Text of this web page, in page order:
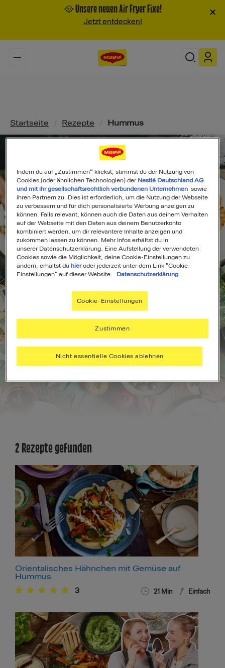
🥘 Unsere neuen Air Fryer Fixe!
Jetzt entdecken!
×
Pfadnavigation
Startseite Rezepte Hummus
Herbstrezepte
2 Rezepte gefunden
Orientalisches Hähnchen mit Gemüse auf
Hummus
3 21 Min Einfach
Indem du auf „Zustimmen“ klickst, stimmst du der Nutzung von
Cookies (oder ähnlichen Technologien) der Nestlé Deutschland AG
und mit ihr gesellschaftsrechtlich verbundenen Unternehmen sowie
ihren Partnern zu. Dies ist erforderlich, um die Nutzung der Webseite
zu verbessern und für dich personalisierte Werbung anzeigen zu
können. Falls relevant, können auch die Daten aus deinem Verhalten
auf der Webseite mit den Daten aus deinem Benutzerkonto
kombiniert werden, um dir relevantere Inhalte anzeigen und
zukommen lassen zu können. Mehr Infos erhältst du in
unserer Datenschutzerklärung. Eine Aufstellung der verwendeten
Cookies sowie die Möglichkeit, deine Cookie-Einstellungen zu
ändern, erhältst duhieroder jederzeit unter dem Link "Cookie-
Einstellungen" auf dieser Website.
Datenschutzerklärung
Cookie-Einstellungen
Nicht essentielle Cookies ablehnen
Zustimmen